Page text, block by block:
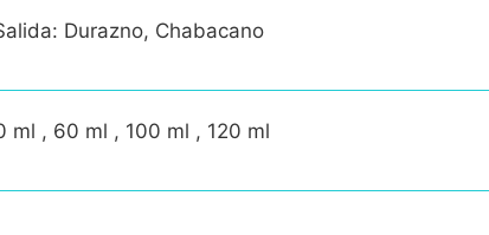
Durazno, Chabacano
ml , 60 ml , 100 ml , 120 ml